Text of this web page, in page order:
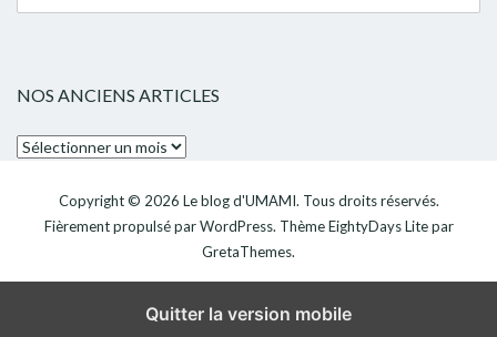
NOS ANCIENS ARTICLES
Nos
articlesCopyright © 2026 Le blog d'UMAMI. Tous droits réservés.
Fièrement propulsé parWordPress. ThèmeEightyDays Litepar
GretaThemes.
Quitter la version mobile